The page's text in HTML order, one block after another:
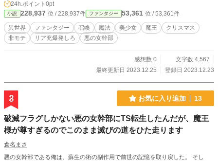
あいつらイチャイチャしやがって！ 羨ましい……じゃなか
ったけしからん！」
24h.ポイント 0pt
小説 228,937 位 / 228,937件 ファンタジー 53,361 位 / 53,361件
異世界 ファンタジー 召喚 魔法 美少女 魔王
クリスマス
非モテ
リア充爆発しろ 悪の女幹部
感想数 0
文字数 4,567
最終更新日 2023.12.25
登録日 2023.12.23
3 お気に入り追加 13
破滅フラグしかない悪の女幹部にTS転生したんだが、魔王
様が尊すぎるのでこのまま滅びの道をひた走ります
倉名まさ
悪の女幹部である俺は、蘇生の術の副作用で前世の記憶を取り戻した。 そし